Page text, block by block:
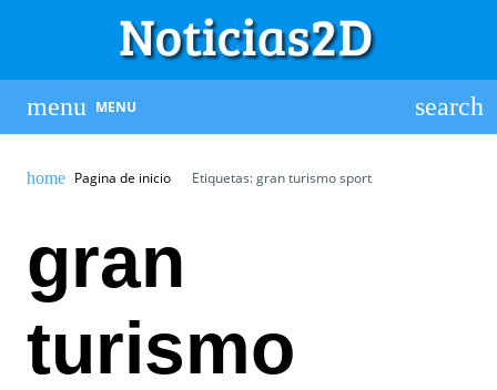
MENU
Pagina de inicio Etiquetas: gran turismo sport
gran
turismo